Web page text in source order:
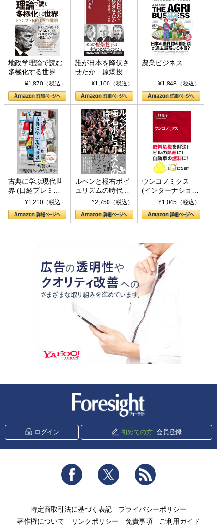
地政学理論で読む
多極化する世界：
トランプとBRICS
の挑戦
¥1,870（税込）
誰が日本を降伏さ
せたか 原爆投
下、ソ連参戦、そ
して聖断 (PHP新
書)
¥1,100（税込）
農業ビジネス
¥1,848（税込）
古典に学ぶ現代世
界 (日経プレミア
シリーズ)¥1,210（税込）
ルペンと極右ポピ
ュリズムの時代：
〈ヤヌス〉の二つ
の顔
¥2,750（税込）
ウンコノミクス
(インターナショナ
ル新書)¥1,045（税込）
ログイン 初めての方 会員登録
Facebook Twitter
特定商取引法に基づく表記
プライバシーポリシー
著作権について
リンクポリシー 免責事項
ご利用ガイド